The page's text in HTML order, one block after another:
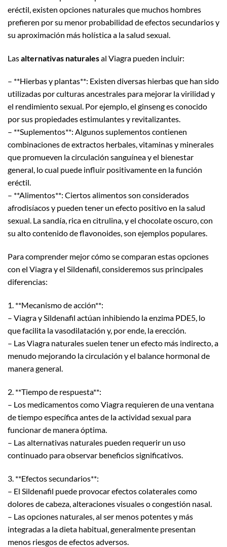
eréctil, existen opciones naturales que muchos hombres
prefieren por su menor probabilidad de efectos secundarios y
su aproximación más holística a la salud sexual.
Lasalternativas naturalesal Viagra pueden incluir:
– **Hierbas y plantas**: Existen diversas hierbas que han sido
utilizadas por culturas ancestrales para mejorar la virilidad y
el rendimiento sexual. Por ejemplo, el ginseng es conocido
por sus propiedades estimulantes y revitalizantes.
– **Suplementos**: Algunos suplementos contienen
combinaciones de extractos herbales, vitaminas y minerales
que promueven la circulación sanguínea y el bienestar
general, lo cual puede influir positivamente en la función
eréctil.
– **Alimentos**: Ciertos alimentos son considerados
afrodisíacos y pueden tener un efecto positivo en la salud
sexual. La sandía, rica en citrulina, y el chocolate oscuro, con
su alto contenido de flavonoides, son ejemplos populares.
Para comprender mejor cómo se comparan estas opciones
con el Viagra y el Sildenafil, consideremos sus principales
diferencias:
1. **Mecanismo de acción**:
– Viagra y Sildenafil actúan inhibiendo la enzima PDE5, lo
que facilita la vasodilatación y, por ende, la erección.
– Las Viagra naturales suelen tener un efecto más indirecto, a
menudo mejorando la circulación y el balance hormonal de
manera general.
2. **Tiempo de respuesta**:
– Los medicamentos como Viagra requieren de una ventana
de tiempo específica antes de la actividad sexual para
funcionar de manera óptima.
– Las alternativas naturales pueden requerir un uso
continuado para observar beneficios significativos.
3. **Efectos secundarios**:
– El Sildenafil puede provocar efectos colaterales como
dolores de cabeza, alteraciones visuales o congestión nasal.
– Las opciones naturales, al ser menos potentes y más
integradas a la dieta habitual, generalmente presentan
menos riesgos de efectos adversos.